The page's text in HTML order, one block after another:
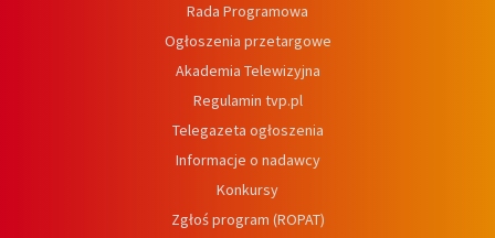
Rada Programowa
Ogłoszenia przetargowe
Akademia Telewizyjna
Regulamin tvp.pl
Telegazeta ogłoszenia
Informacje o nadawcy
Konkursy
Zgłoś program (ROPAT)